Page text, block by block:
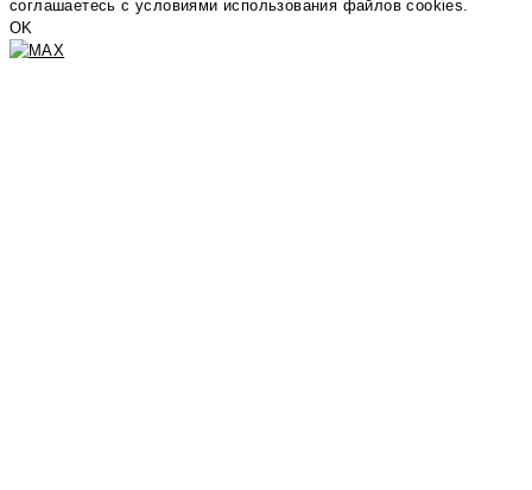
соглашаетесь c условиями использования файлов cookies.
OK